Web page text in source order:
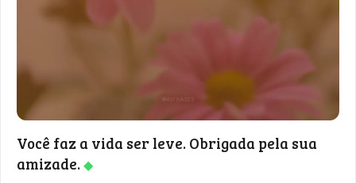
Você faz a vida ser leve. Obrigada pela sua
amizade.◆